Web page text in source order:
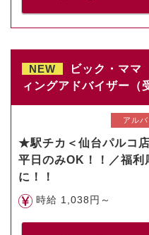
NEW
ビック・マ
ィングアドバイザー（
アルバ
★駅チカ＜仙台パルコ
平日のみOK！！／福利
に！！
時給 1,038円～